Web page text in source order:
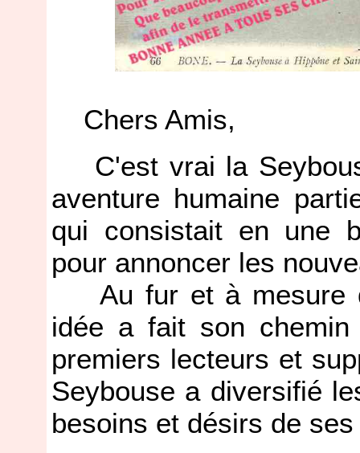
Chers Amis,
C'est vrai la
aventure humaine
qui consistait en une
pour annoncer les
Au fur et à mesure
idée a fait son
premiers lecteurs et
Seybouse a diversifié
besoins et désirs de